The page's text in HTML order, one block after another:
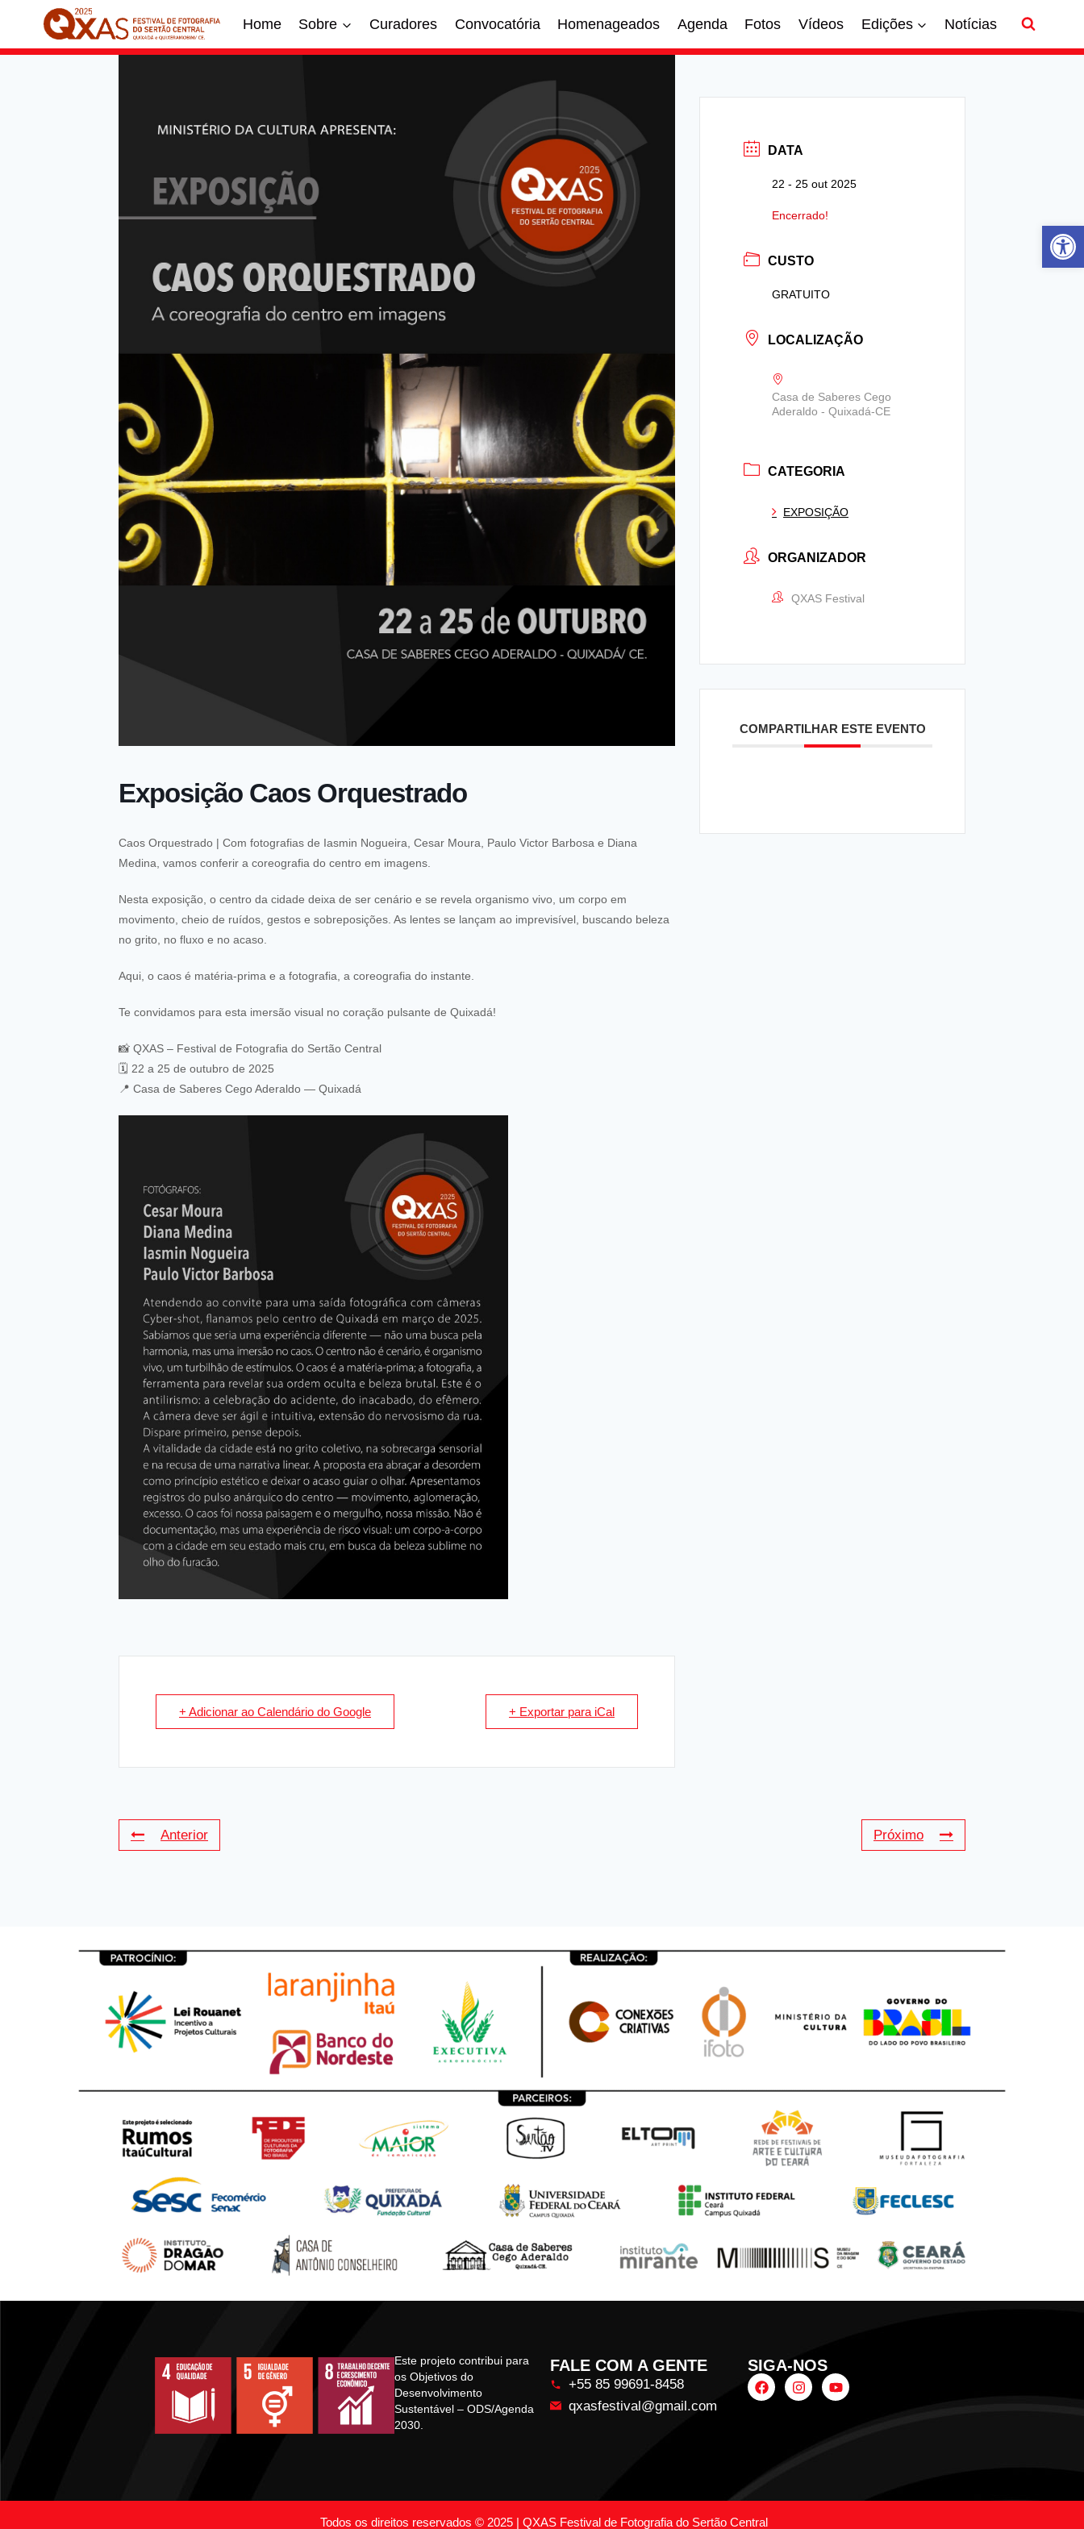
Home Sobre Curadores Convocatória Homenageados Agenda Fotos Vídeos Edições Notícias
Exposição Caos Orquestrado
Caos Orquestrado | Com fotografias de Iasmin Nogueira, Cesar Moura, Paulo Victor Barbosa e Diana
Medina, vamos conferir a coreografia do centro em imagens.
Nesta exposição, o centro da cidade deixa de ser cenário e se revela organismo vivo, um corpo em
movimento, cheio de ruídos, gestos e sobreposições. As lentes se lançam ao imprevisível, buscando beleza
no grito, no fluxo e no acaso.
Aqui, o caos é matéria-prima e a fotografia, a coreografia do instante.
Te convidamos para esta imersão visual no coração pulsante de Quixadá!
📸 QXAS – Festival de Fotografia do Sertão Central
🗓️ 22 a 25 de outubro de 2025
📍 Casa de Saberes Cego Aderaldo — Quixadá
+ Adicionar ao Calendário do Google + Exportar para iCal
DATA
22 - 25 out 2025
Encerrado!
CUSTO
GRATUITO
LOCALIZAÇÃO
Casa de Saberes Cego
Aderaldo - Quixadá-CE
CATEGORIA
EXPOSIÇÃO
ORGANIZADOR
QXAS Festival
COMPARTILHAR ESTE EVENTO
Anterior Próximo
Este projeto contribui para
os Objetivos do
Desenvolvimento
Sustentável – ODS/Agenda
2030.
FALE COM A GENTE
+55 85 99691-8458
qxasfestival@gmail.com
SIGA-NOS
Todos os direitos reservados © 2025 | QXAS Festival de Fotografia do Sertão Central